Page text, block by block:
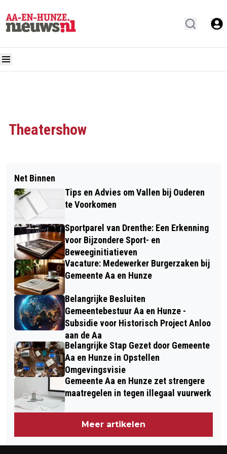
Theatershow
Net Binnen
Tips en Advies om Vallen bij Ouderen
te Voorkomen
Sportparel van Drenthe: Een Erkenning
voor Bijzondere Sport- en
Beweeginitiatieven
Vacature: Medewerker Burgerzaken bij
Gemeente Aa en Hunze
Belangrijke Besluiten
Gemeentebestuur Aa en Hunze -
Subsidie voor Historisch Project Anloo
aan de Aa
Belangrijke Stap Gezet door Gemeente
Aa en Hunze in Opstellen
Omgevingsvisie
Gemeente Aa en Hunze zet strengere
maatregelen in tegen illegaal vuurwerk
Meer artikelen